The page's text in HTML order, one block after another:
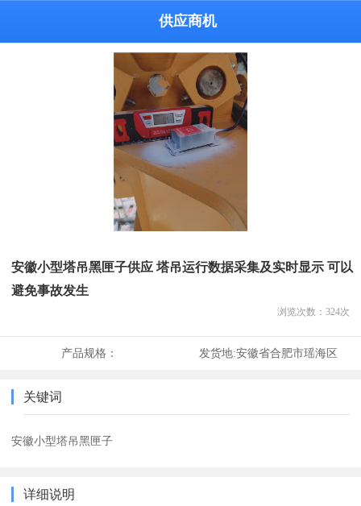
供应商机
安徽小型塔吊黑匣子供应 塔吊运行数据采集及实时显示 可以
避免事故发生
浏览次数： 324次
产品规格： 发货地:安徽省合肥市瑶海区
关键词
安徽小型塔吊黑匣子
详细说明